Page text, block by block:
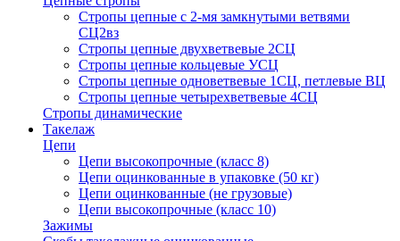
Стропы цепные с 2-мя замкнутыми ветвями
СЦ2вз
Стропы цепные двухветвевые 2СЦ
Стропы цепные кольцевые УСЦ
Стропы цепные одноветвевые 1СЦ, петлевые ВЦ
Стропы цепные четырехветвевые 4СЦ
Стропы динамические
Такелаж
Цепи
Цепи высокопрочные (класс 8)
Цепи оцинкованные в упаковке (50 кг)
Цепи оцинкованные (не грузовые)
Цепи высокопрочные (класс 10)
Зажимы